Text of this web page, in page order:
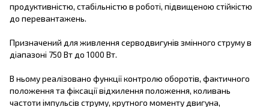
продуктивністю, стабільністю в роботі, підвищеною стійкістю
до перевантажень.
Призначений для живлення серводвигунів змінного струму в
діапазоні 750 Вт до 1000 Вт.
В ньомуреалізовано функції контролю оборотів, фактичного
положення та фіксації відхилення положення, коливань
частоти імпульсів струму, крутного моменту двигуна,